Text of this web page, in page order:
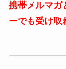
携帯メルマガ
ーでも受け取